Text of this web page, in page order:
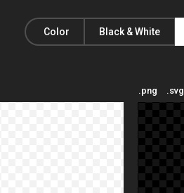
Color Black & White
.png .svg